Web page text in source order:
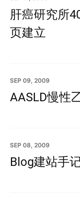
肝癌研究所
页建立
SEP 09, 2009
AASLD慢性
SEP 08, 2009
Blog建站手